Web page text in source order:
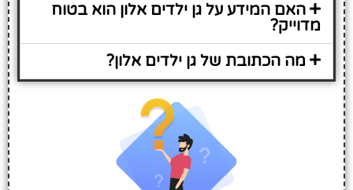
האם המידע על גן ילדים אלון הוא בטוח
מדוייק?
מה הכתובת של גן ילדים אלון?